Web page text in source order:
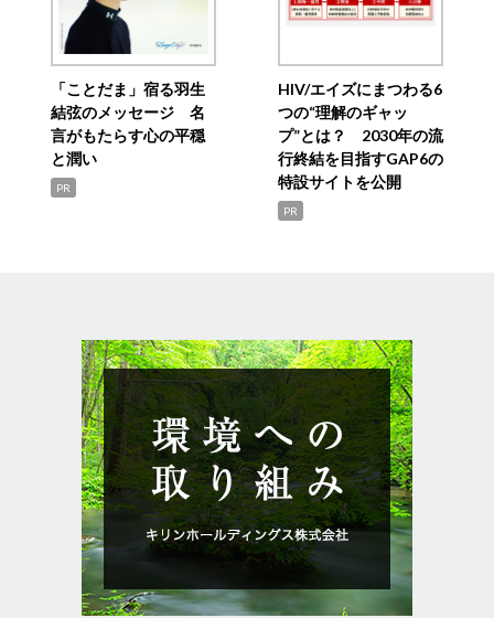
「ことだま」宿る羽生
結弦のメッセージ 名
言がもたらす心の平穏
と潤い
PR
HIV/エイズにまつわる6
つの“理解のギャッ
プ”とは？ 2030年の流
行終結を目指すGAP6の
特設サイトを公開
PR